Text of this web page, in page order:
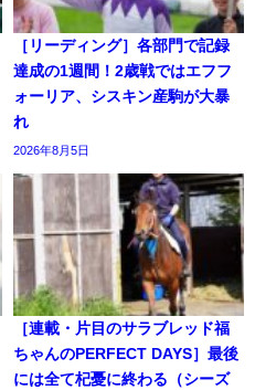
［リーディング］各部門で記録
達成の1週間！2歳戦ではエフフ
ォーリア、シスキン産駒が大暴
れ
2026年8月5日
［連載・片目のサラブレッド福
ちゃんのPERFECT DAYS］最後
には全て杞憂に終わる（シーズ